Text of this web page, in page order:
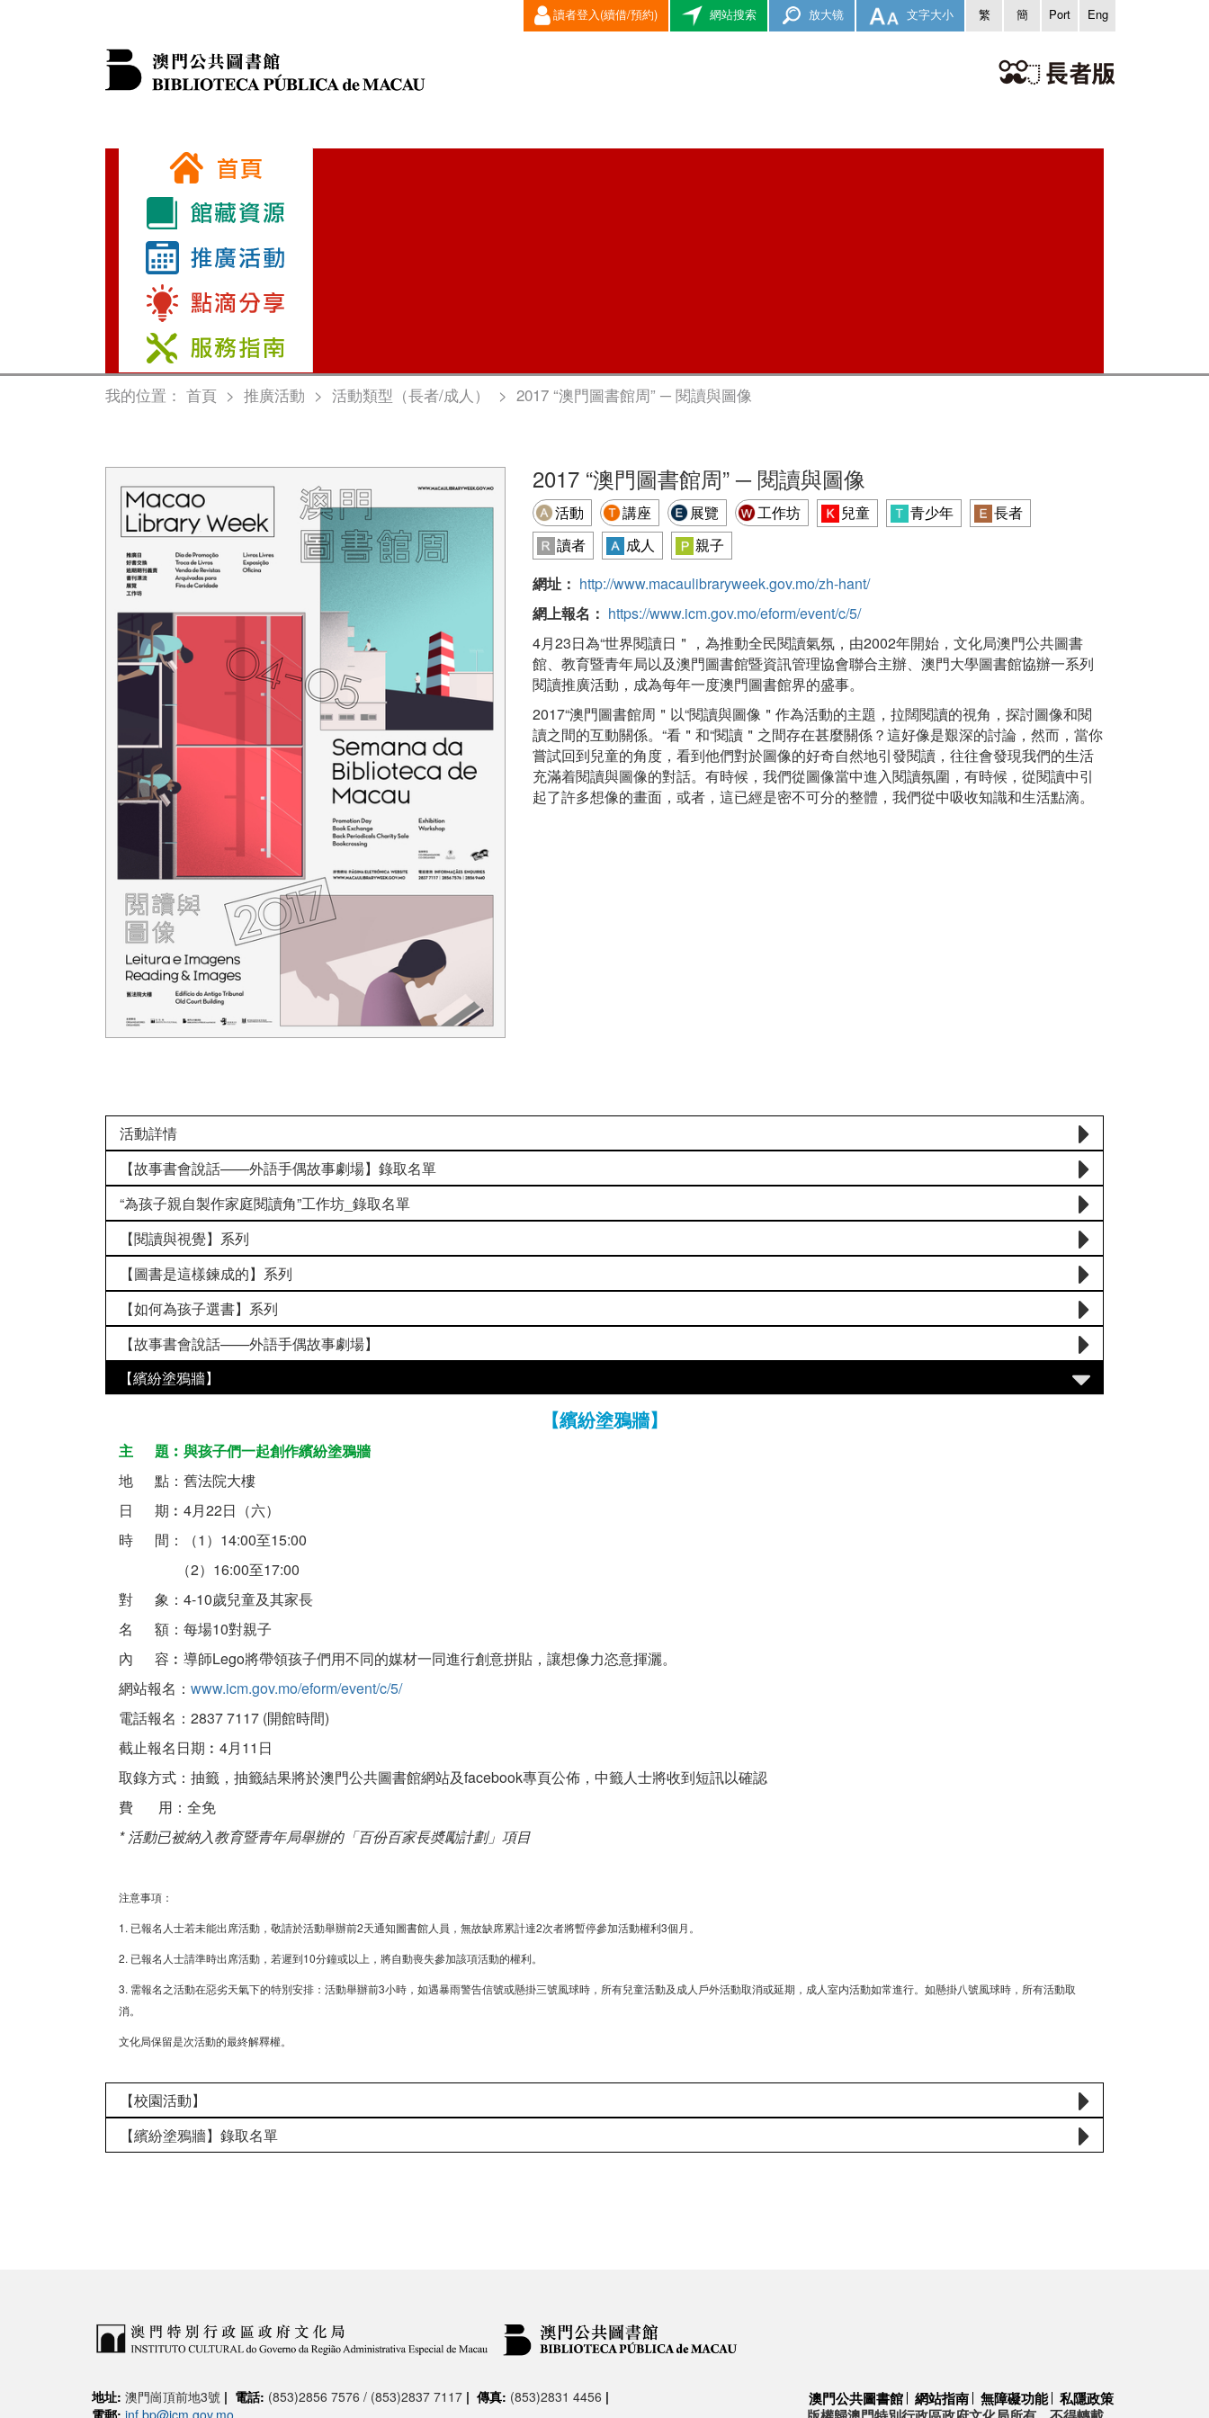
讀者登入(續借/預約) 網站搜索 放大镜 文字大小 繁 簡 Port Eng
我的位置： 首頁 > 推廣活動 > 活動類型（長者/成人） > 2017 “澳門圖書館周” ─ 閱讀與圖像
2017 “澳門圖書館周” ─ 閱讀與圖像
活動 講座 展覽 工作坊 兒童 青少年
長者
讀者
成人
親子
網址： http://www.macaulibraryweek.gov.mo/zh-hant/
網上報名： https://www.icm.gov.mo/eform/event/c/5/
4月23日為“世界閱讀日＂，為推動全民閱讀氣氛，由2002年開始，文化局澳門公共圖書
館、教育暨青年局以及澳門圖書館暨資訊管理協會聯合主辦、澳門大學圖書館協辦一系列
閱讀推廣活動，成為每年一度澳門圖書館界的盛事。
2017“澳門圖書館周＂以“閱讀與圖像＂作為活動的主題，拉闊閱讀的視角，探討圖像和閱
讀之間的互動關係。“看＂和“閱讀＂之間存在甚麼關係？這好像是艱深的討論，然而，當你
嘗試回到兒童的角度，看到他們對於圖像的好奇自然地引發閱讀，往往會發現我們的生活
充滿着閱讀與圖像的對話。有時候，我們從圖像當中進入閱讀氛圍，有時候，從閱讀中引
起了許多想像的畫面，或者，這已經是密不可分的整體，我們從中吸收知識和生活點滴。
活動詳情
【故事書會說話——外語手偶故事劇場】錄取名單
“為孩子親自製作家庭閱讀角”工作坊_錄取名單
【閱讀與視覺】系列
【圖書是這樣鍊成的】系列
【如何為孩子選書】系列
【故事書會說話——外語手偶故事劇場】
【繽紛塗鴉牆】
【繽紛塗鴉牆】
主 題︰與孩子們一起創作繽紛塗鴉牆
地 點：舊法院大樓
日 期︰4月22日（六）
時 間：（1）14:00至15:00
（2）16:00至17:00
對 象：4-10歲兒童及其家長
名 額：每場10對親子
內 容︰導師Lego將帶領孩子們用不同的媒材一同進行創意拼貼，讓想像力恣意揮灑。
網站報名： www.icm.gov.mo/eform/event/c/5/
電話報名：2837 7117 (開館時間)
截止報名日期︰4月11日
取錄方式：抽籤，抽籤結果將於澳門公共圖書館網站及facebook專頁公佈，中籤人士將收到短訊以確認
費 用：全免
* 活動已被納入教育暨青年局舉辦的「百份百家長奬勵計劃」項目
注意事項：
1. 已報名人士若未能出席活動，敬請於活動舉辦前2天通知圖書館人員，無故缺席累計達2次者將暫停參加活動權利3個月。
2. 已報名人士請準時出席活動，若遲到10分鐘或以上，將自動喪失參加該項活動的權利。
3. 需報名之活動在惡劣天氣下的特別安排：活動舉辦前3小時，如遇暴雨警告信號或懸掛三號風球時，所有兒童活動及成人戶外活動取消或延期，成人室内活動如常進行。如懸掛八號風球時，所有活動取
消。
文化局保留是次活動的最終解釋權。
【校園活動】
【繽紛塗鴉牆】錄取名單
地址: 澳門崗頂前地3號 | 電話: (853)2856 7576 / (853)2837 7117 | 傳真: (853)2831 4456 |
電郵: inf.bp@icm.gov.mo
澳門公共圖書館 網站指南 無障礙功能 私隱政策